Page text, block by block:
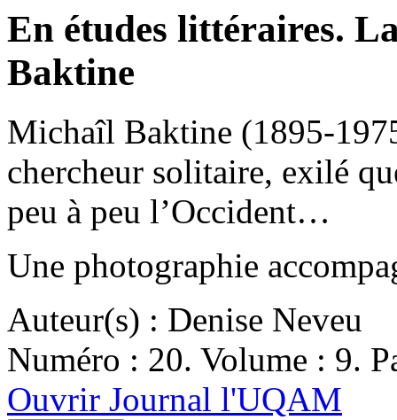
En études littéraires.
Baktine
Michaîl Baktine (1895-
chercheur solitaire, exilé
peu à peu l’Occident…
Une photographie
Auteur(s) : Denise Neveu
Numéro : 20. Volume : 9.
Ouvrir Journal l'UQAM